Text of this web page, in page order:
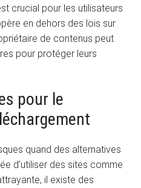
crucial pour les utilisateurs
en dehors des lois sur
de contenus peut
pour protéger leurs
pour le
quand des alternatives
d’utiliser des sites comme
il existe des